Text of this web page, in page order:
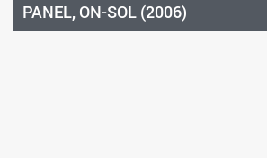
PANEL, ON-SOL (2006)